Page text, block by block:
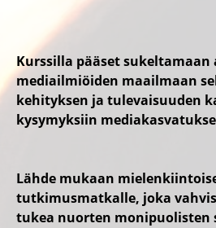
Kurssilla pääset
mediailmiöiden maailmaan
kehityksen ja tulevaisuuden
kysymyksiin
Lähde mukaan
tutkimusmatkalle, joka
tukea nuorten monipuolisten